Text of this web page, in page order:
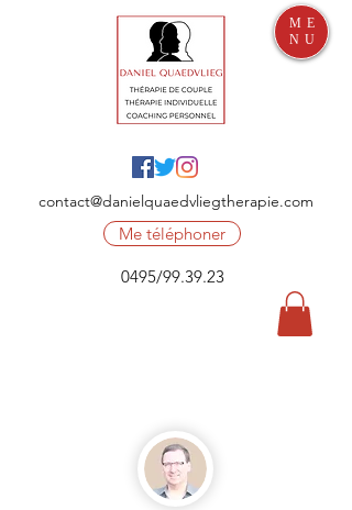
contact@danielquaedvliegtherapie.com
Me téléphoner
0495/99.39.23
ME
NU